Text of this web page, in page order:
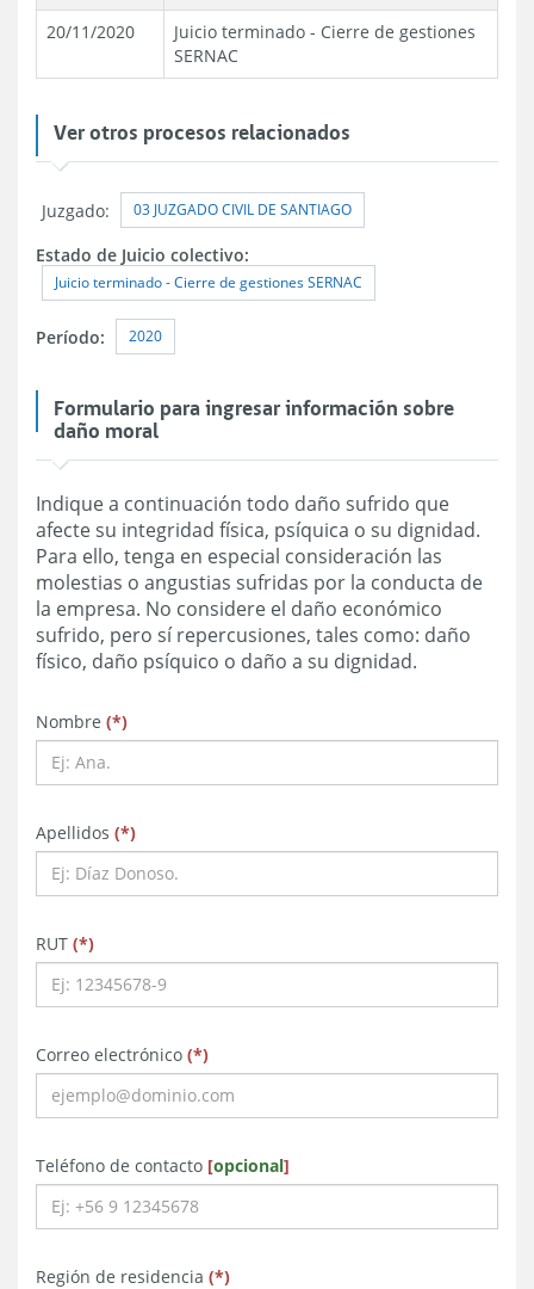
20/11/2020
Juicio terminado - Cierre de gestiones
SERNAC
Ver otros procesos relacionados
Juzgado: 03 JUZGADO CIVIL DE SANTIAGO
Estado de Juicio colectivo:
Juicio terminado - Cierre de gestiones SERNAC
Período: 2020
Formulario para ingresar información sobre
daño moral
Indique a continuación todo daño sufrido que
afecte su integridad física, psíquica o su dignidad.
Para ello, tenga en especial consideración las
molestias o angustias sufridas por la conducta de
la empresa. No considere el daño económico
sufrido, pero sí repercusiones, tales como: daño
físico, daño psíquico o daño a su dignidad.
Nombre (obligatorio
*obligatorio
)obligatorio
Apellidos (obligatorio
*obligatorio
)obligatorio
RUT (obligatorio
*obligatorio
)obligatorio
Correo electrónico (obligatorio
*obligatorio
)obligatorio
Teléfono de contacto [obligatorio
opcional]
Región de residencia (obligatorio
*obligatorio
)obligatorio